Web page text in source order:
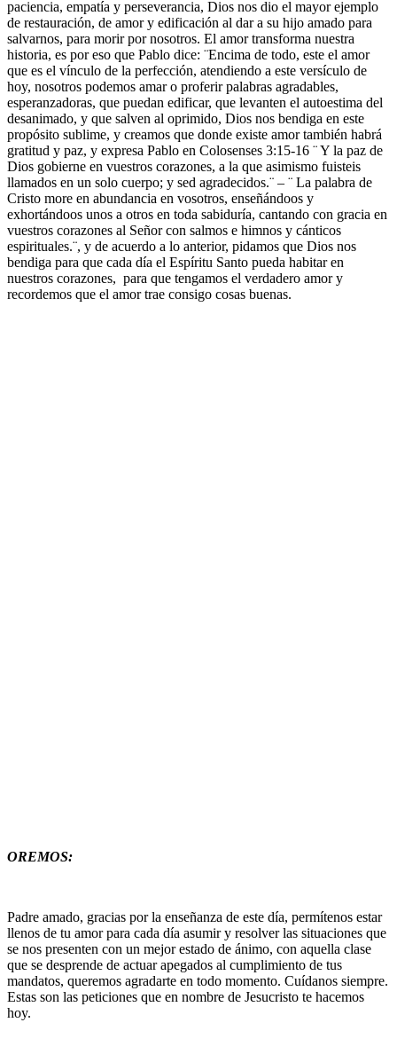
paciencia, empatía y perseverancia, Dios nos dio el mayor ejemplo
de restauración, de amor y edificación al dar a su hijo amado para
salvarnos, para morir por nosotros. El amor transforma nuestra
historia, es por eso que Pablo dice: ¨Encima de todo, este el amor
que es el vínculo de la perfección, atendiendo a este versículo de
hoy, nosotros podemos amar o proferir palabras agradables,
esperanzadoras, que puedan edificar, que levanten el autoestima del
desanimado, y que salven al oprimido, Dios nos bendiga en este
propósito sublime, y creamos que donde existe amor también habrá
gratitud y paz, y expresa Pablo en Colosenses 3:15-16 ¨ Y la paz de
Dios gobierne en vuestros corazones, a la que asimismo fuisteis
llamados en un solo cuerpo; y sed agradecidos.¨ – ¨ La palabra de
Cristo more en abundancia en vosotros, enseñándoos y
exhortándoos unos a otros en toda sabiduría, cantando con gracia en
vuestros corazones al Señor con salmos e himnos y cánticos
espirituales.¨, y de acuerdo a lo anterior, pidamos que Dios nos
bendiga para que cada día el Espíritu Santo pueda habitar en
nuestros corazones, para que tengamos el verdadero amor y
recordemos que el amor trae consigo cosas buenas.
OREMOS:
Padre amado, gracias por la enseñanza de este día, permítenos estar
llenos de tu amor para cada día asumir y resolver las situaciones que
se nos presenten con un mejor estado de ánimo, con aquella clase
que se desprende de actuar apegados al cumplimiento de tus
mandatos, queremos agradarte en todo momento. Cuídanos siempre.
Estas son las peticiones que en nombre de Jesucristo te hacemos
hoy.